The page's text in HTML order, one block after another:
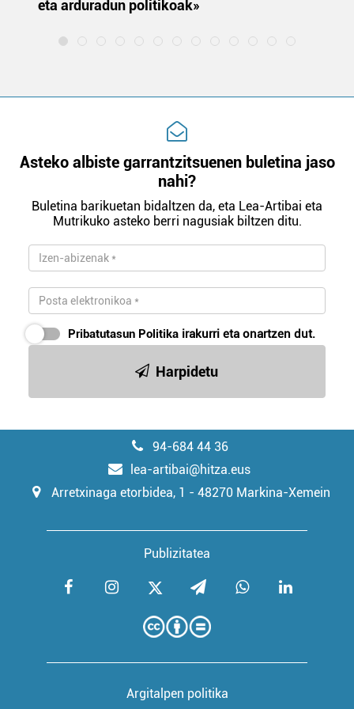
eta arduradun politikoak»
Asteko albiste garrantzitsuenen buletina jaso
nahi?
Buletina barikuetan bidaltzen da, eta Lea-Artibai eta
Mutrikuko asteko berri nagusiak biltzen ditu.
Pribatutasun Politika irakurri eta onartzen dut.
Harpidetu
94-684 44 36
lea-artibai@hitza.eus
Arretxinaga etorbidea, 1 - 48270 Markina-Xemein
Publizitatea
Argitalpen politika